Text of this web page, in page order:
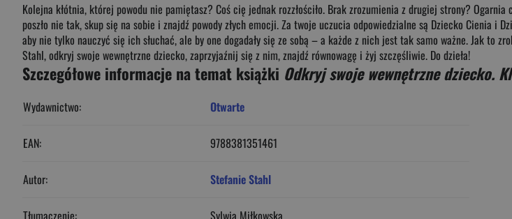
Kolejna kłótnia, której powodu nie pamiętasz? Coś cię jednak rozzłościło. Brak zrozumienia z drugiej strony?
poszło nie tak, skup się na sobie i znajdź powody złych emocji. Za twoje uczucia odpowiedzialne są Dziecko Cienia i
aby nie tylko nauczyć się ich słuchać, ale by one dogadały się ze sobą – a każde z nich jest tak samo ważne. Jak
Stahl, odkryj swoje wewnętrzne dziecko, zaprzyjaźnij się z nim, znajdź równowagę i żyj szczęśliwie. Do dzieła!
Szczegółowe informacje na temat książki Odkryj swoje wewnętrzne dziecko.
Wydawnictwo: Otwarte
EAN: 9788381351461
Autor: Stefanie Stahl
Tłumaczenie: Sylwia Miłkowska